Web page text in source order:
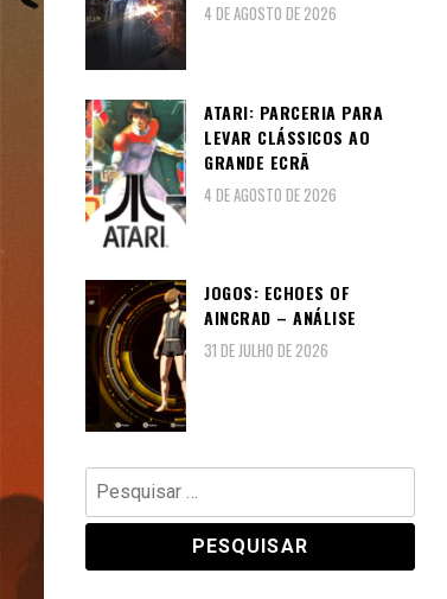
4 DE AGOSTO DE 2026
ATARI: PARCERIA PARA
LEVAR CLÁSSICOS AO
GRANDE ECRÃ
4 DE AGOSTO DE 2026
JOGOS: ECHOES OF
AINCRAD – ANÁLISE
31 DE JULHO DE 2026
Pesquisar
por: